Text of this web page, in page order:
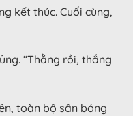
kết thúc. Cuối cùng,
“Thằng rồi, thắng
toàn bộ sân bóng